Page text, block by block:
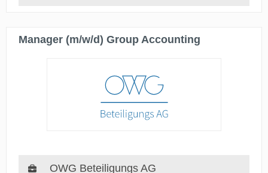
Manager (m/w/d) Group Accounting
OWG Beteiligungs AG